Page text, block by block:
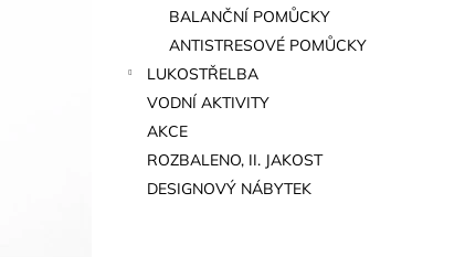
BALANČNÍ POMŮCKY
ANTISTRESOVÉ POMŮCKY
LUKOSTŘELBA
VODNÍ AKTIVITY
AKCE
ROZBALENO, II. JAKOST
DESIGNOVÝ NÁBYTEK